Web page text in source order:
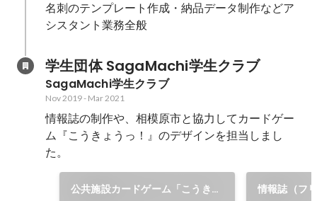
名刺のテンプレート作成・納品データ制作などア
シスタント業務全般
学生団体 SagaMachi学生クラブ
SagaMachi学生クラブ
Nov 2019- Mar 2021
情報誌の制作や、相模原市と協力してカードゲー
ム『こうきょうっ！』のデザインを担当しまし
た。
公共施設カードゲーム「こうきょ
情報誌（フ